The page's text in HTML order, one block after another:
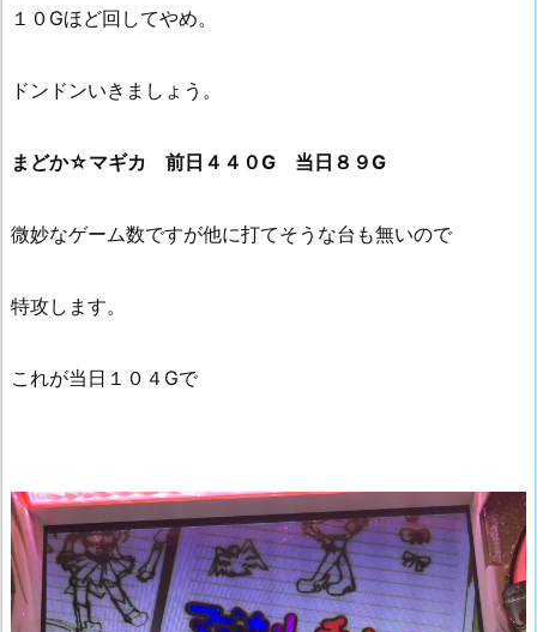
１０Gほど回してやめ。
ドンドンいきましょう。
まどか☆マギカ 前日４４０G 当日８９G
微妙なゲーム数ですが他に打てそうな台も無いので
特攻します。
これが当日１０４Gで